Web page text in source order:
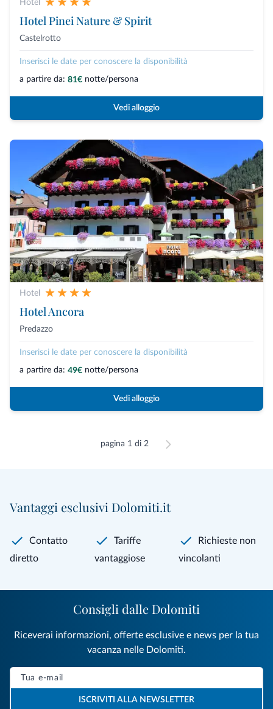
Hotel
Hotel Pinei Nature & Spirit
Castelrotto
Inserisci le date per conoscere la disponibilità
a partire da: 81€ notte/persona
Vedi alloggio
Hotel
Hotel Ancora
Predazzo
Inserisci le date per conoscere la disponibilità
a partire da: 49€ notte/persona
Vedi alloggio
pagina 1 di 2
Vantaggi esclusivi Dolomiti.it
Contatto
diretto
Tariffe
vantaggiose
Richieste non
vincolanti
Consigli dalle Dolomiti
Riceverai informazioni, offerte esclusive e news per la tua
vacanza nelle Dolomiti.
ISCRIVITI ALLA NEWSLETTER